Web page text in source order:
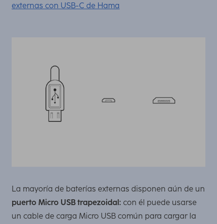
externas con USB-C de Hama
La mayoría de baterías externas disponen aún de un
puerto Micro USB trapezoidal: con él puede usarse
un cable de carga Micro USB común para cargar la